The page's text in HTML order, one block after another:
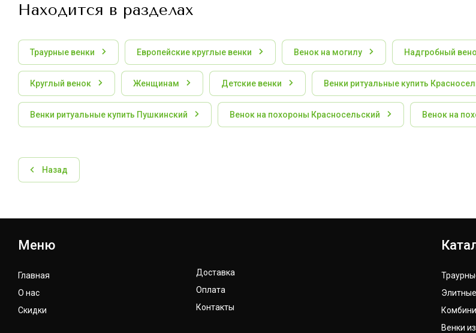
Находится в разделах
Траурные венки Европейские круглые венки Венок на могилу Надгробный
Круглый венок Женщинам Детские венки Венки ритуальные купить
Венки ритуальные купить Пушкинский Венок на похороны Красносельский Венок на
Назад
Меню
Главная
О нас
Скидки
Доставка
Оплата
Контакты
Венки